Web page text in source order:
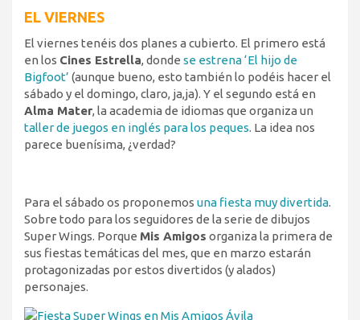
EL VIERNES
El viernes tenéis dos planes a cubierto. El primero está
en los Cines Estrella, donde se estrena ‘El hijo de
Bigfoot’ (aunque bueno, esto también lo podéis hacer el
sábado y el domingo, claro, ja,ja). Y el segundo está en
Alma Mater, la academia de idiomas que organiza un
taller de juegos en inglés para los peques. La idea nos
parece buenísima, ¿verdad?
Para el sábado os proponemos una fiesta muy divertida.
Sobre todo para los seguidores de la serie de dibujos
Super Wings. Porque Mis Amigos organiza la primera de
sus fiestas temáticas del mes, que en marzo estarán
protagonizadas por estos divertidos (y alados)
personajes.